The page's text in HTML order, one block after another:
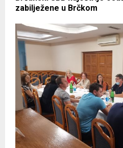
zabilježene u Brčkom